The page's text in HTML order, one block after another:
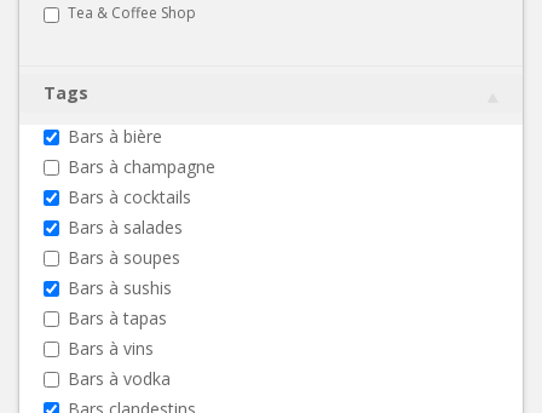
Tea & Coffee Shop
Tags
Bars à bière
Bars à champagne
Bars à cocktails
Bars à salades
Bars à soupes
Bars à sushis
Bars à tapas
Bars à vins
Bars à vodka